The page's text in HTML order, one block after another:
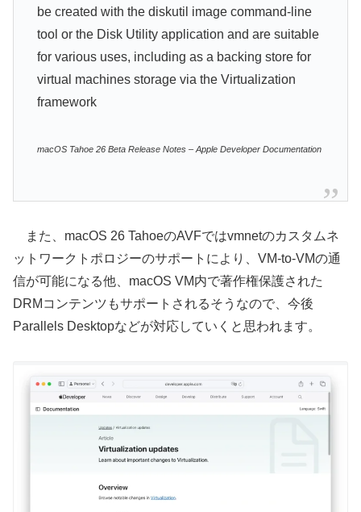
be created with the diskutil image command-line
tool or the Disk Utility application and are suitable
for various uses, including as a backing store for
virtual machines storage via the Virtualization
framework
macOS Tahoe 26 Beta Release Notes – Apple Developer Documentation
また、macOS 26 TahoeのAVFではvmnetのカスタムネ
ットワークトポロジーのサポートにより、VM-to-VMの通
信が可能になる他、macOS VM内で著作権保護された
DRMコンテンツもサポートされるそうなので、今後
Parallels Desktopなどが対応していくと思われます。